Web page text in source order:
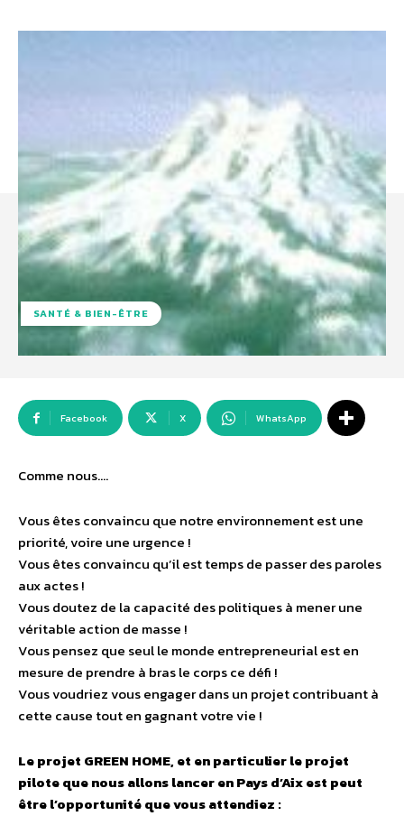
SANTÉ & BIEN-ÊTRE
Facebook X WhatsApp
Comme nous….
Vous êtes convaincu que notre environnement est une
priorité, voire une urgence !
Vous êtes convaincu qu’il est temps de passer des paroles
aux actes !
Vous doutez de la capacité des politiques à mener une
véritable action de masse !
Vous pensez que seul le monde entrepreneurial est en
mesure de prendre à bras le corps ce défi !
Vous voudriez vous engager dans un projet contribuant à
cette cause tout en gagnant votre vie !
Le projet GREEN HOME, et en particulier le projet
pilote que nous allons lancer en Pays d’Aix est peut
être l’opportunité que vous attendiez :